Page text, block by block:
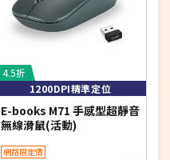
4.5折
1200DPI精準定位
E-books M71 手感型超靜音
無線滑鼠(活動)
網路限定價